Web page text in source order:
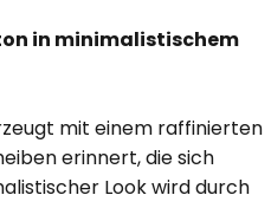
in minimalistischem
mit einem raffinierten
erinnert, die sich
Look wird durch